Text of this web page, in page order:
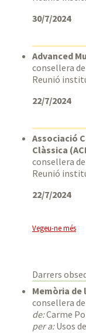
30/7/2024
Advanced
consellera
Reunió
22/7/2024
Associació
Clàssica
consellera
Reunió
22/7/2024
Vegeu-ne més
Darrers
Memòria de
consellera
de:Carme
per a:Usos